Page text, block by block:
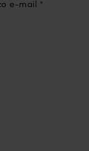
e-mail *